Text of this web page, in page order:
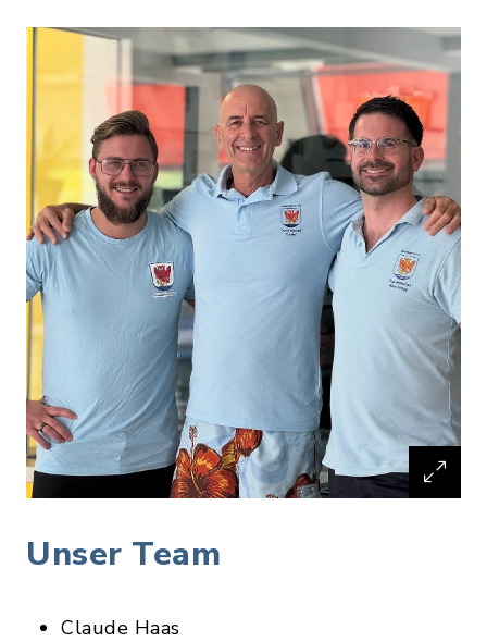
Unser Team
Claude Haas